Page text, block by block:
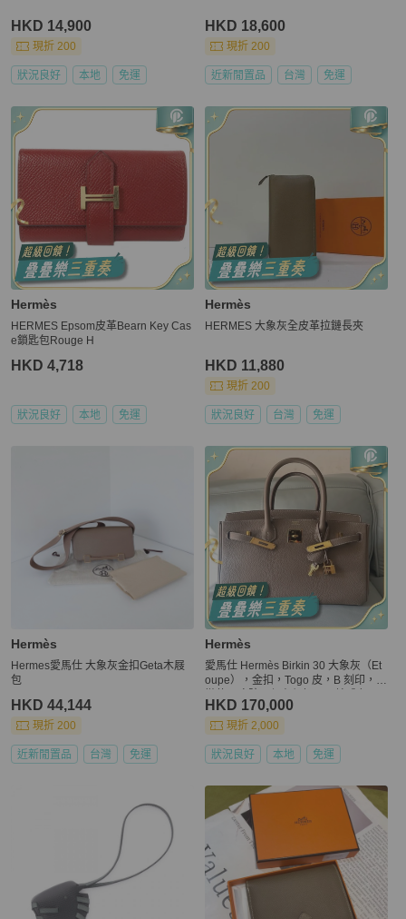
HKD 14,900
現折 200
狀況良好 本地 免運
HKD 18,600
現折 200
近新閒置品 台灣 免運
Hermès
HERMES Epsom皮革Bearn Key Cas
e鎖匙包Rouge H
HKD 4,718
狀況良好 本地 免運
Hermès
HERMES 大象灰全皮革拉鏈長夾
HKD 11,880
現折 200
狀況良好 台灣 免運
Hermès
Hermes愛馬仕 大象灰金扣Geta木屐
包
HKD 44,144
現折 200
近新閒置品 台灣 免運
Hermès
愛馬仕 Hermès Birkin 30 大象灰（Et
oupe），金扣，Togo 皮，B 刻印，輕
HKD 170,000
現折 2,000
狀況良好 本地 免運